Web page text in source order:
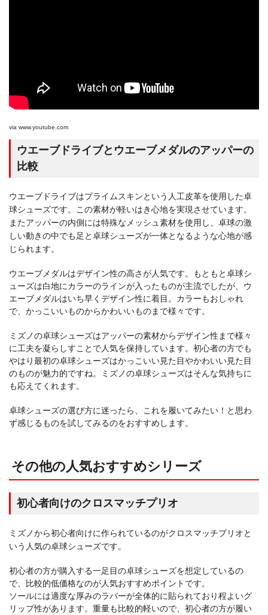
【ミズノ卓球シューズ】ウエーブドライブとウエーブメダルの違いについて
via www.youtube.com
ウエーブドライブとウエーブメダルのアッパーの
比較
ウエーブドライブはプライムスキンという人工皮革を使用した卓
球シューズです。この素材が軽いはき心地を実現させています。
またアッパーの内側には特殊なメッシュ素材を使用し、卓球の激
しい動きの中でも足と卓球シューズが一体となるような心地が感
じられます。
ウエーブメダルはデザイン性の高さが人気です。もともと卓球シ
ューズは白地にカラーのラインが入ったものが主流でしたが、ウ
エーブメダルはいち早くデザイン性に着目。カラーもおしゃれ
で、かっこいいものからかわいいものまで様々です。
ミズノの卓球シューズはアッパーの素材からデザイン性まで様々
に工夫を凝らしすことで人気を保持しています。初心者の方でも
やはり最初の卓球シューズはかっこいい見た目やかわいい見た目
のものが魅力的ですね。ミズノの卓球シューズはそんな気持ちに
も応えてくれます。
卓球シューズの選び方に迷ったら、これを履いてみたい！と思わ
ず感じるものを試してみるのをおすすめします。
その他の人気おすすめシリーズ
初心者向けのクロスマッチプリオ
ミズノから初心者向けに作られているのがクロスマッチプリオと
いう人気の卓球シューズです。
初心者の方が購入する一足目の卓球シューズを想定しているの
で、比較的低価格なのが人気おすすめポイントです。
ソールには適度な厚みのラバーが全体的に貼られており程よいグ
リップ性があります。重量も比較的軽いので、初心者の方が履い